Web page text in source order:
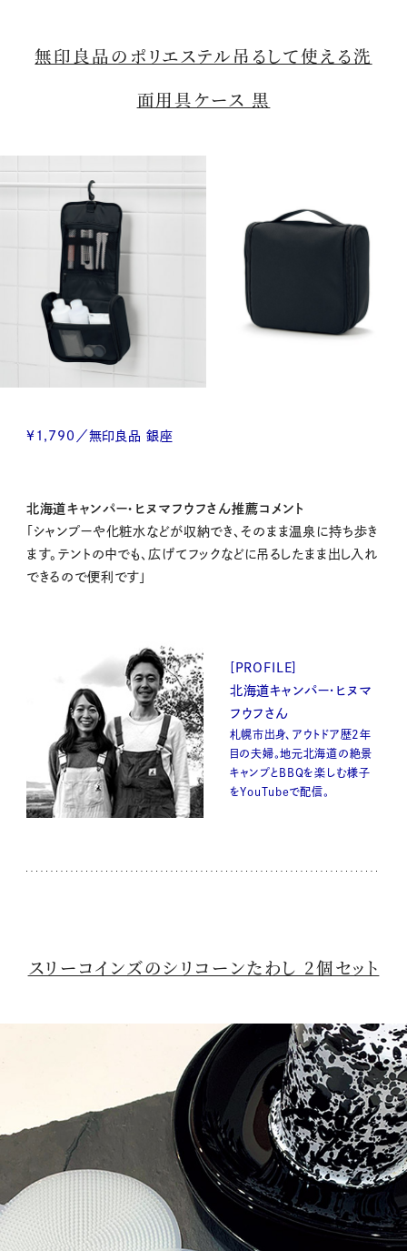
無印良品のポリエステル吊るして使える洗
面用具ケース 黒
¥1,790／無印良品 銀座
北海道キャンパー・ヒヌマフウフさん推薦コメント
「シャンプーや化粧水などが収納でき、そのまま温泉に持ち歩き
ます。テントの中でも、広げてフックなどに吊るしたまま出し入れ
できるので便利です」
[PROFILE]
北海道キャンパー・ヒヌマ
フウフさん
札幌市出身、アウトドア歴2年
目の夫婦。地元北海道の絶景
キャンプとBBQを楽しむ様子
をYouTubeで配信。
スリーコインズのシリコーンたわし 2個セット